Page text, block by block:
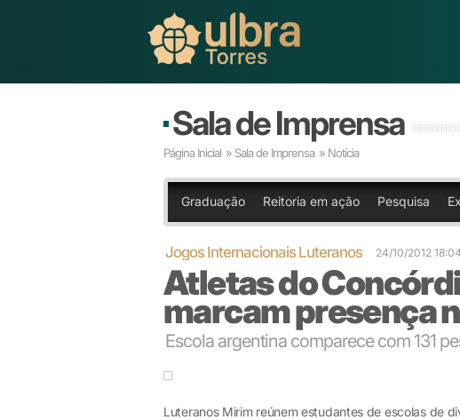
Sala de Imprensa
Página Inicial » Sala de Imprensa » Notícia
Graduação Reitoria em ação Pesquisa
Jogos Internacionais Luteranos 24/10/2012 18:04
Atletas do
marcam presença
Escola argentina comparece com 131
Luteranos Mirim reúnem estudantes de escolas de